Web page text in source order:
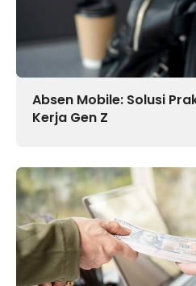
Absen Mobile: Solusi
Kerja Gen Z